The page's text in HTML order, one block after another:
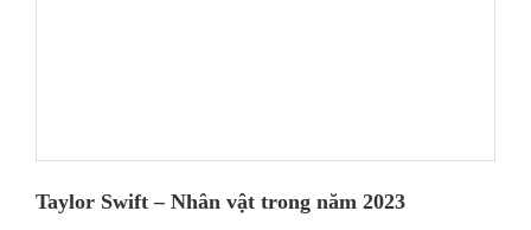
Taylor Swift – Nhân vật trong năm 2023